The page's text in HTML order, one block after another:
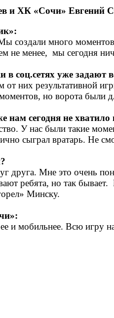
и ХК «Сочи» Евгений
создали много
не менее, мы сегодня
соц.сетях уже задают
них результативной
но ворота были
сегодня не хватило
У нас были такие
сыграл вратарь. Не
друга. Мне это очень
ребята, но так
Минску.
и мобильнее. Всю игру